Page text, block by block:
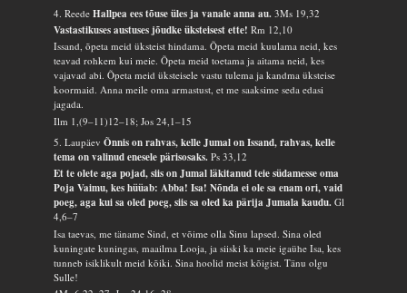
4. ReedeHallpea ees tõuse üles ja vanale anna au.3Ms 19,32
Vastastikuses austuses jõudke üksteisest ette!Rm 12,10
Issand, õpeta meid üksteist hindama. Õpeta meid kuulama neid, kes
teavad rohkem kui meie. Õpeta meid toetama ja aitama neid, kes
vajavad abi. Õpeta meid üksteisele vastu tulema ja kandma üksteise
koormaid. Anna meile oma armastust, et me saaksime seda edasi
jagada.
Ilm 1,(9–11)12–18; Jos 24,1–15
5. LaupäevÕnnis on rahvas, kelle Jumal on Issand, rahvas, kelle
tema on valinud enesele pärisosaks.Ps 33,12
Et te olete aga pojad, siis on Jumal läkitanud teie südamesse oma
Poja Vaimu, kes hüüab: Abba! Isa! Nõnda ei ole sa enam ori, vaid
poeg, aga kui sa oled poeg, siis sa oled ka pärija Jumala kaudu.Gl
4,6–7
Isa taevas, me täname Sind, et võime olla Sinu lapsed. Sina oled
kuningate kuningas, maailma Looja, ja siiski ka meie igaühe Isa, kes
tunneb isiklikult meid kõiki. Sina hoolid meist kõigist. Tänu olgu
Sulle!